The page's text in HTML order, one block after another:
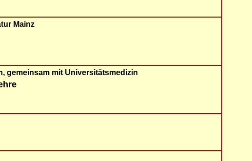
Mainz
gemeinsam mit Universitätsmedizin